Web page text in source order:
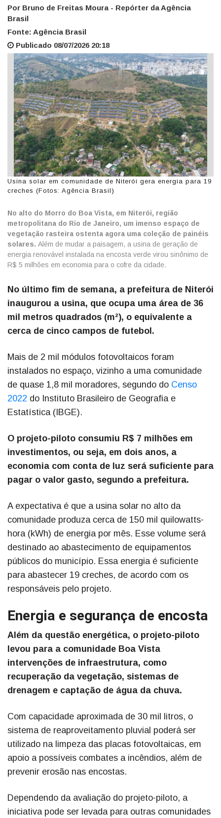
Por Bruno de Freitas Moura - Repórter da Agência
Brasil
Fonte: Agência Brasil
Publicado 08/07/2026 20:18
Usina solar em comunidade de Niterói gera energia para 19
creches (Fotos: Agência Brasil)
No alto do Morro do Boa Vista, em Niterói, região
metropolitana do Rio de Janeiro, um imenso espaço de
vegetação rasteira ostenta agora uma coleção de painéis
solares. Além de mudar a paisagem, a usina de geração de
energia renovável instalada na encosta verde virou sinônimo de
R$ 5 milhões em economia para o cofre da cidade.
No último fim de semana, a prefeitura de Niterói
inaugurou a usina, que ocupa uma área de 36
mil metros quadrados (m²), o equivalente a
cerca de cinco campos de futebol.
Mais de 2 mil módulos fotovoltaicos foram
instalados no espaço, vizinho a uma comunidade
de quase 1,8 mil moradores, segundo do Censo
2022 do Instituto Brasileiro de Geografia e
Estatística (IBGE).
O projeto-piloto consumiu R$ 7 milhões em
investimentos, ou seja, em dois anos, a
economia com conta de luz será suficiente para
pagar o valor gasto, segundo a prefeitura.
A expectativa é que a usina solar no alto da
comunidade produza cerca de 150 mil quilowatts-
hora (kWh) de energia por mês. Esse volume será
destinado ao abastecimento de equipamentos
públicos do município. Essa energia é suficiente
para abastecer 19 creches, de acordo com os
responsáveis pelo projeto.
Energia e segurança de encosta
Além da questão energética, o projeto-piloto
levou para a comunidade Boa Vista
intervenções de infraestrutura, como
recuperação da vegetação, sistemas de
drenagem e captação de água da chuva.
Com capacidade aproximada de 30 mil litros, o
sistema de reaproveitamento pluvial poderá ser
utilizado na limpeza das placas fotovoltaicas, em
apoio a possíveis combates a incêndios, além de
prevenir erosão nas encostas.
Dependendo da avaliação do projeto-piloto, a
iniciativa pode ser levada para outras comunidades